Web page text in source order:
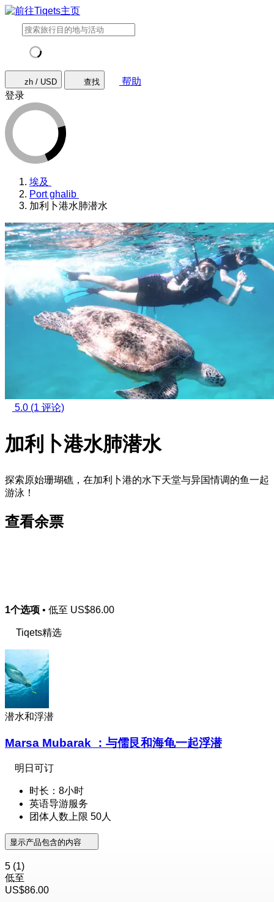
zh / USD 查找
帮助
登录
埃及
Port ghalib
加利卜港水肺潜水
5.0 (1 评论)
加利卜港水肺潜水
探索原始珊瑚礁，在加利卜港的水下天堂与异国情调的鱼一起
游泳！
查看余票
1个选项 • 低至 US$86.00
Tiqets精选
潜水和浮潜
Marsa Mubarak ：与儒艮和海龟一起浮潜
明日可订
时长：8小时
英语导游服务
团体人数上限 50人
显示产品包含的内容
5 (1)
低至
US$86.00